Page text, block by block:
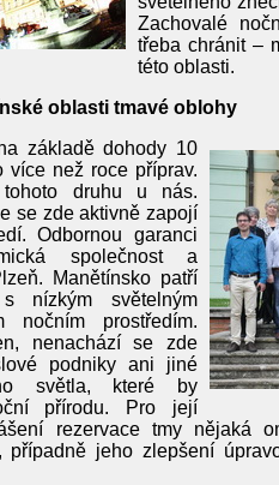
Zachovalé
třeba chránit –
této oblasti.
oblasti tmavé oblohy
základě dohody 10
než roce příprav.
druhu u nás.
se zde aktivně zapojí
Odbornou garanci
společnost a
Manětínsko patří
světelným
nočním prostředím.
nenachází se zde
podniky ani jiné
světla, které by
přírodu. Pro její
rezervace tmy nějaká
případně jeho zlepšení